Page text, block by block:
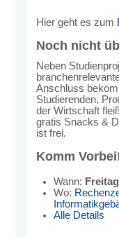
Hier geht es zum
Noch nicht
Neben
Anschluss
Studierenden,
der Wirtschaft
gratis Snacks &
ist frei.
Komm
Wann:
Wo:
Alle Details